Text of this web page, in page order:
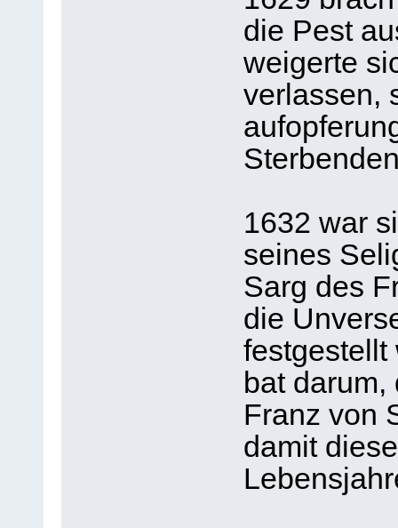
die Pest
weigerte
verlassen,
1632 war
seines
Sarg des
die
festgestellt
bat
Franz von
damit